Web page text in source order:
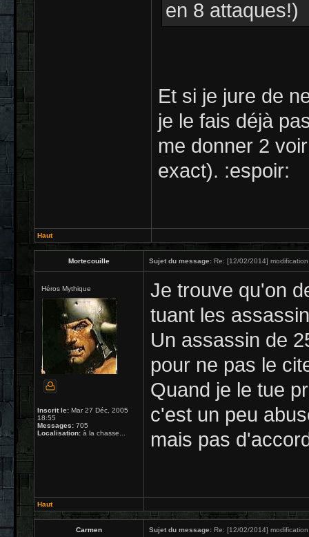
en 8 attaques!)
Et si je jure de
je le fais déjà
me donner 2
exact). :espoir:
Haut
Mortecouille Sujet du message: Re: [12/02/2014] modification
Héros Mythique
Inscrit le: Mar 27 Déc, 2005
18:55
Messages: 705
Localisation: à la chasse...
Je trouve qu'on
tuant les
Un assassin de
pour ne pas le
Quand je le tue
c'est un peu
mais pas
Haut
Carmen Sujet du message: Re: [12/02/2014] modification